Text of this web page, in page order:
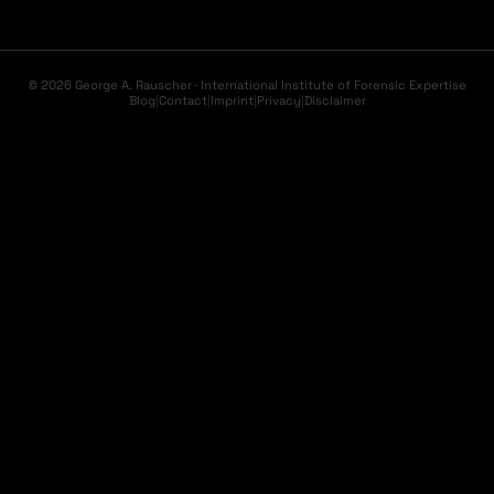
© 2026 George A. Rauscher · International Institute of Forensic Expertise
Blog|Contact|Imprint|Privacy|Disclaimer